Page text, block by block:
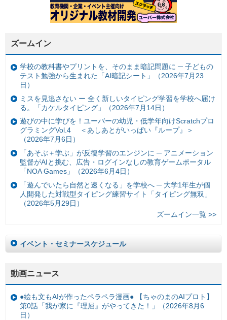
ズームイン
学校の教科書やプリントを、そのまま暗記問題に ─ 子どもの
テスト勉強から生まれた「AI暗記シート」（2026年7月23
日）
ミスを見逃さない ー 全く新しいタイピング学習を学校へ届け
る。「カケルタイピング」（2026年7月14日）
遊びの中に学びを！ユーバーの幼児・低学年向けScratchプロ
グラミングVol.4 ＜あしあとがいっぱい『ループ』＞
（2026年7月6日）
「あそぶ＋学ぶ」が反復学習のエンジンに ─ アニメーション
監督がAIと挑む、広告・ログインなしの教育ゲームポータル
「NOA Games」（2026年6月4日）
「遊んでいたら自然と速くなる」を学校へ ─ 大学1年生が個
人開発した対戦型タイピング練習サイト「タイピング無双」
（2026年5月29日）
ズームイン一覧 >>
イベント・セミナースケジュール
動画ニュース
●絵も文もAIが作ったペラペラ漫画● 【ちゃのまのAIプロト】
第0話「我が家に『理屈』がやってきた！」（2026年8月6
日）